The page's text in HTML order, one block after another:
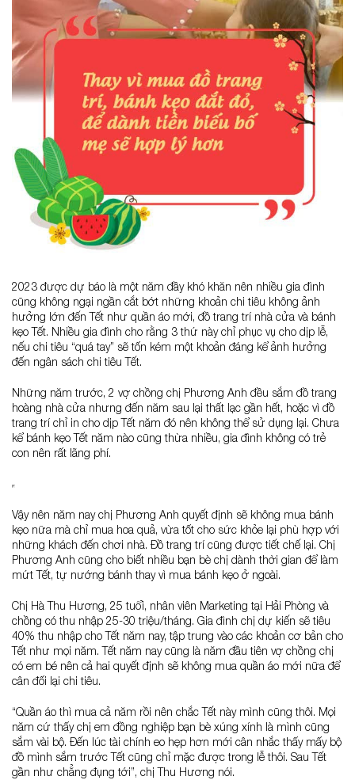
2023 được dự báo là một năm đầy khó khăn nên nhiều gia đình
cũng không ngại ngần cắt bớt những khoản chi tiêu không ảnh
hưởng lớn đến Tết như quần áo mới, đồ trang trí nhà cửa và bánh
kẹo Tết. Nhiều gia đình cho rằng 3 thứ này chỉ phục vụ cho dịp lễ,
nếu chi tiêu “quá tay” sẽ tốn kém một khoản đáng kể ảnh hưởng
đến ngân sách chi tiêu Tết.
Những năm trước, 2 vợ chồng chị Phương Anh đều sắm đồ trang
hoàng nhà cửa nhưng đến năm sau lại thất lạc gần hết, hoặc vì đồ
trang trí chỉ in cho dịp Tết năm đó nên không thể sử dụng lại. Chưa
kể bánh kẹo Tết năm nào cũng thừa nhiều, gia đình không có trẻ
con nên rất lãng phí.
Vậy nên năm nay chị Phương Anh quyết định sẽ không mua bánh
kẹo nữa mà chỉ mua hoa quả, vừa tốt cho sức khỏe lại phù hợp với
những khách đến chơi nhà. Đồ trang trí cũng được tiết chế lại. Chị
Phương Anh cũng cho biết nhiều bạn bè chị dành thời gian để làm
mứt Tết, tự nướng bánh thay vì mua bánh kẹo ở ngoài.
Chị Hà Thu Hương, 25 tuổi, nhân viên Marketing tại Hải Phòng và
chồng có thu nhập 25-30 triệu/tháng. Gia đình chị dự kiến sẽ tiêu
40% thu nhập cho Tết năm nay, tập trung vào các khoản cơ bản cho
Tết như mọi năm. Tết năm nay cũng là năm đầu tiên vợ chồng chị
có em bé nên cả hai quyết định sẽ không mua quần áo mới nữa để
cân đối lại chi tiêu.
“Quần áo thì mua cả năm rồi nên chắc Tết này mình cũng thôi. Mọi
năm cứ thấy chị em đồng nghiệp bạn bè xúng xính là mình cũng
sắm vài bộ. Đến lúc tài chính eo hẹp hơn mới cân nhắc thấy mấy bộ
đồ mình sắm trước Tết cũng chỉ mặc được trong lễ thôi. Sau Tết
gần như chẳng đụng tới”, chị Thu Hương nói.